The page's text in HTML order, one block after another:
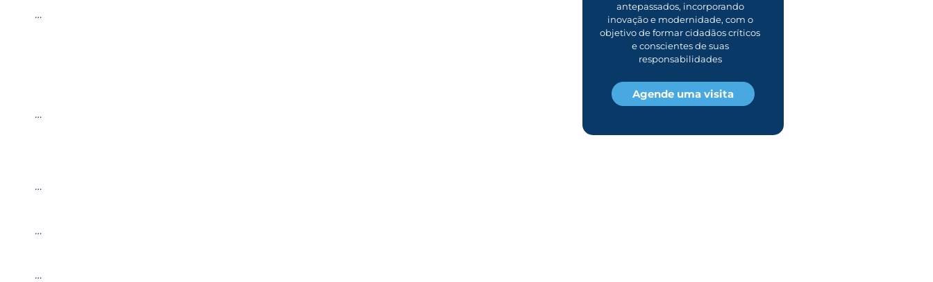
…
…
…
…
…
antepassados, incorporando
inovação e modernidade, com o
objetivo de formar cidadãos críticos
e conscientes de suas
responsabilidades
Agende uma visita